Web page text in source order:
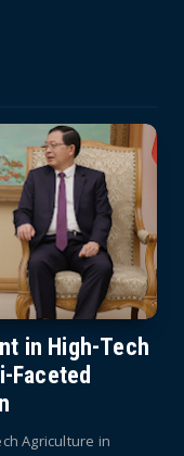
in High-Tech
Faceted
Agriculture in